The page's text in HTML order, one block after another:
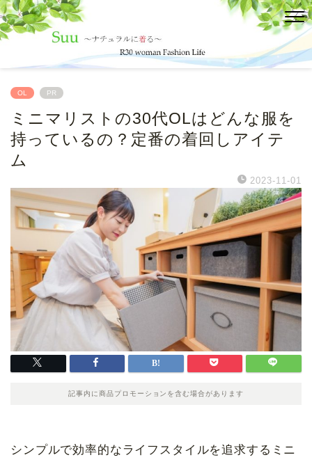
OL PR
ミニマリストの30代OLはどんな服を
持っているの？定番の着回しアイテ
ム
2023-11-01
記事内に商品プロモーションを含む場合があります
シンプルで効率的なライフスタイルを追求するミニ